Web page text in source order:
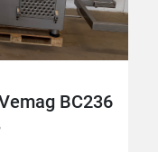
BC236